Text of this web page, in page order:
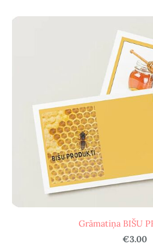
Grāmatiņa BIŠU
€3.00